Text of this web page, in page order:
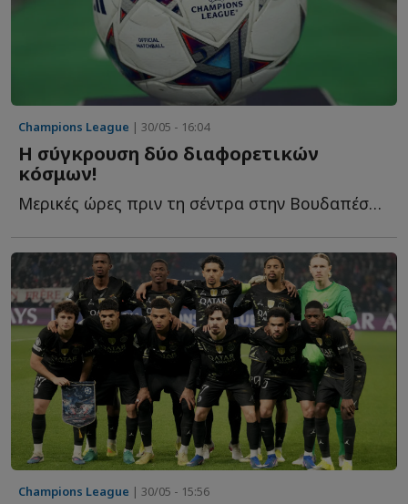
Champions League | 30/05 - 16:04
Η σύγκρουση δύο διαφορετικών
κόσμων!
Μερικές ώρες πριν τη σέντρα στην Βουδαπέστη, το SDNA γράφει γ...
Champions League | 30/05 - 15:56